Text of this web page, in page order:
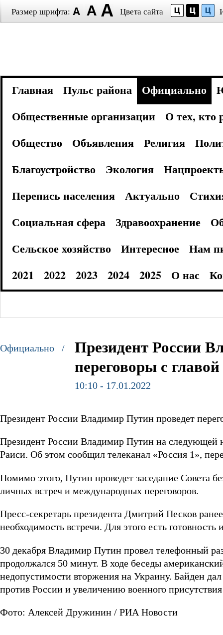
Размер шрифта: Цвета сайта
Главная Пульс района Официально
Общественные организации
О тех, кто
Общество
Объявления Религия
Благоустройство
Экология
Перепись населения
Актуально
Социальная сфера
Здравоохранение
Сельское хозяйство
Интересное
Нам
2021
2022 2023 2024 2025 О нас
Официально /
Президент России
переговоры с
10:10 - 17.01.2022
Президент России Владимир Путин проведет
Президент России Владимир Путин на следующей
Раиси. Об этом сообщил телеканал «Россия 1»,
Помимо этого, Путин проведет заседание Совета
личных встреч и международных переговоров.
Пресс-секретарь президента Дмитрий Песков
необходимость встречи. Для этого есть готовность
30 декабря Владимир Путин провел телефонный
продолжался 50 минут. В ходе беседы
недопустимости вторжения на Украину. Байден
против России и увеличению военного
Фото: Алексей Дружинин / РИА Новости